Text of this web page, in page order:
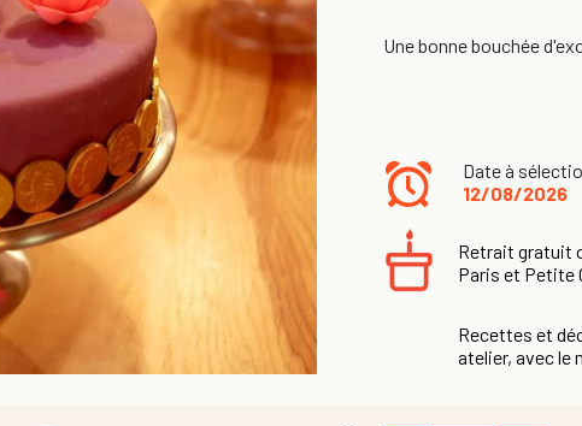
Une bonne bouchée
Date à
12/08/2026
Retrait gratuit
Paris et Petite
Recettes et
atelier, avec le